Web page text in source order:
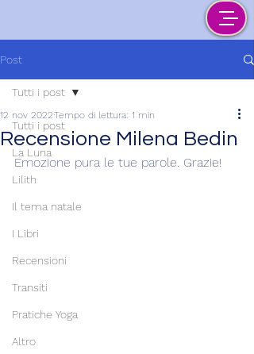
Post
Tutti i post
La Luna
Lilith
Il tema natale
I Libri
Recensioni
Transiti
Pratiche Yoga
Altro
Tutti i post
Recensione Milena Bedin
12 nov 2022Tempo di lettura: 1 min
Emozione pura le tue parole. Grazie!